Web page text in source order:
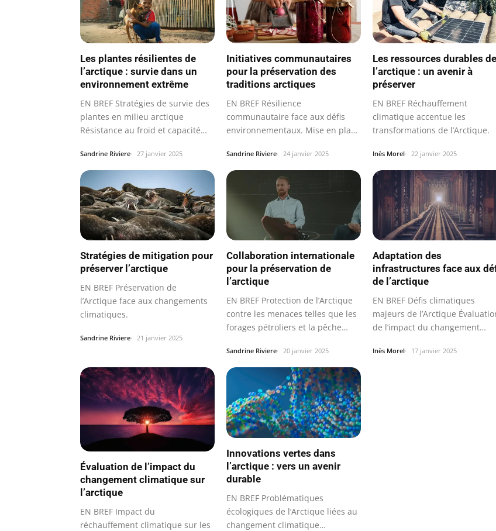
Les plantes résilientes de
l’arctique : survie dans un
environnement extrême
EN BREF Stratégies de survie des
plantes en milieu arctique
Résistance au froid et capacité…
Sandrine Riviere 27 janvier 2025
Initiatives communautaires
pour la préservation des
traditions arctiques
EN BREF Résilience
communautaire face aux défis
environnementaux. Mise en place
Sandrine Riviere 24 janvier 2025
Les ressources durables de
l’arctique : un avenir à
préserver
EN BREF Réchauffement
climatique accentue les
transformations de l’Arctique.
Inès Morel 22 janvier 2025
Stratégies de mitigation pour
préserver l’arctique
EN BREF Préservation de
l’Arctique face aux changements
climatiques.
Sandrine Riviere 21 janvier 2025
Collaboration internationale
pour la préservation de
l’arctique
EN BREF Protection de l’Arctique
contre les menaces telles que les
forages pétroliers et la pêche…
Sandrine Riviere 20 janvier 2025
Adaptation des
infrastructures face aux
de l’arctique
EN BREF Défis climatiques
majeurs de l’Arctique
de l’impact du changement
Inès Morel 17 janvier 2025
Évaluation de l’impact du
changement climatique sur
l’arctique
EN BREF Impact du
réchauffement climatique sur les
Innovations vertes dans
l’arctique : vers un avenir
durable
EN BREF Problématiques
écologiques de l’Arctique liées au
changement climatique